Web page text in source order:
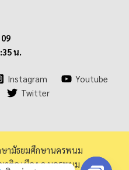
น.
Instagram
Youtube
Twitter
ามัธยมศึกษานครพนม
ติอ.เมือง จ.นครพนม 48000